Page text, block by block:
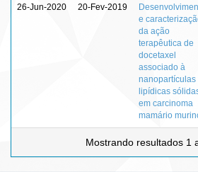
26-Jun-2020 20-Fev-2019
e
da ação
terapêutica de
docetaxel
associado à
nanopartículas
lipídicas
em carcinoma
mamário
Mostrando resultados 1